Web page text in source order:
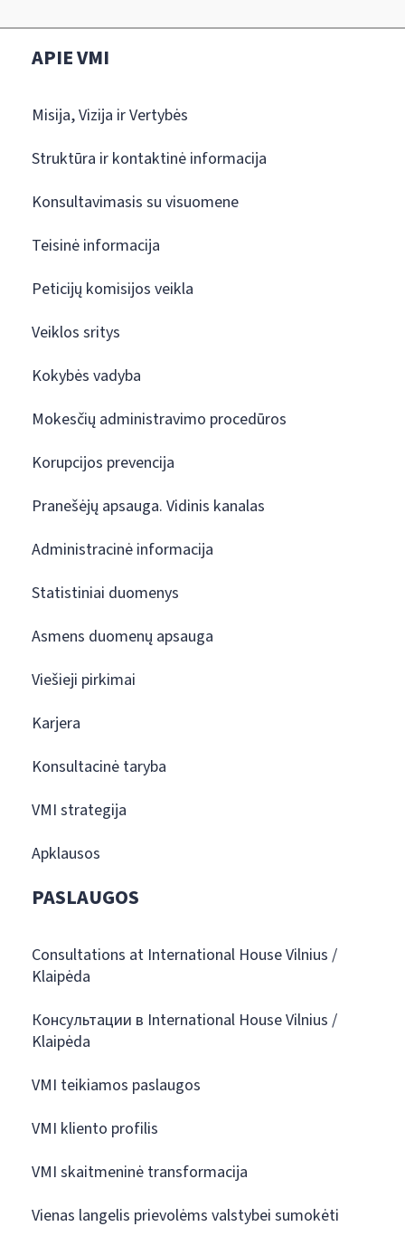
APIE VMI
Misija, Vizija ir Vertybės
Struktūra ir kontaktinė informacija
Konsultavimasis su visuomene
Teisinė informacija
Peticijų komisijos veikla
Veiklos sritys
Kokybės vadyba
Mokesčių administravimo procedūros
Korupcijos prevencija
Pranešėjų apsauga. Vidinis kanalas
Administracinė informacija
Statistiniai duomenys
Asmens duomenų apsauga
Viešieji pirkimai
Karjera
Konsultacinė taryba
VMI strategija
Apklausos
PASLAUGOS
Consultations at International House Vilnius /
Klaipėda
Консультации в International House Vilnius /
Klaipėda
VMI teikiamos paslaugos
VMI kliento profilis
VMI skaitmeninė transformacija
Vienas langelis prievolėms valstybei sumokėti